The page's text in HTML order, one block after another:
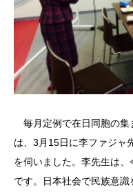
毎月定例で在日同胞の集
は、3月15日に李ファジャ
を伺いました。李先生は
です。日本社会で民族意